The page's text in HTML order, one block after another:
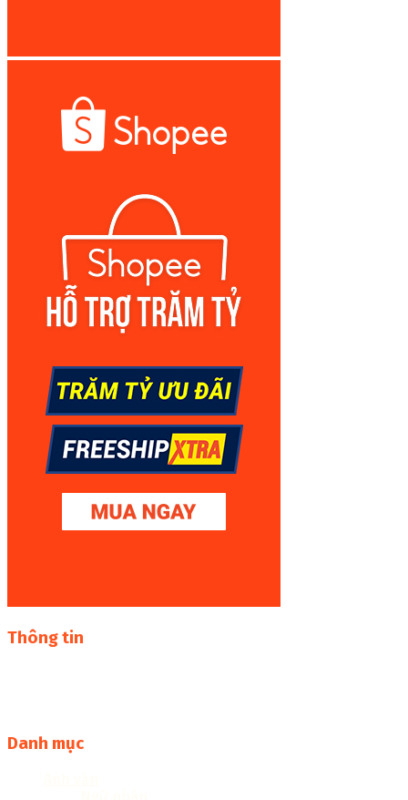
Thông tin
Danh mục